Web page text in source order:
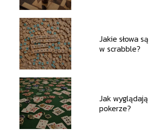
Jakie słowa
w scrabble?
Jak
pokerze?